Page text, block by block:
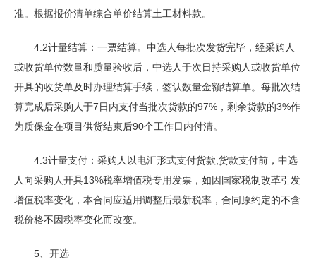
准。根据报价清单综合单价结算土工材料款。
4.2计量结算：一票结算。中选人每批次发货完毕，经采购人
或收货单位数量和质量验收后，中选人于次日持采购人或收货单位
开具的收货单及时办理结算手续，签认数量金额结算单。每批次结
算完成后采购人于7日内支付当批次货款的97%，剩余货款的3%作
为质保金在项目供货结束后90个工作日内付清。
4.3计量支付：采购人以电汇形式支付货款,货款支付前，中选
人向采购人开具13%税率增值税专用发票，如因国家税制改革引发
增值税率变化，本合同应适用调整后最新税率，合同原约定的不含
税价格不因税率变化而改变。
5、开选